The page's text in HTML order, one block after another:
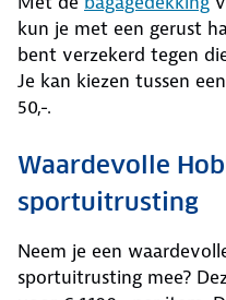
kun je met een gerust
bent verzekerd tegen
Je kan kiezen tussen
50,-.
Waardevolle
sportuitrusting
Neem je een
sportuitrusting mee?